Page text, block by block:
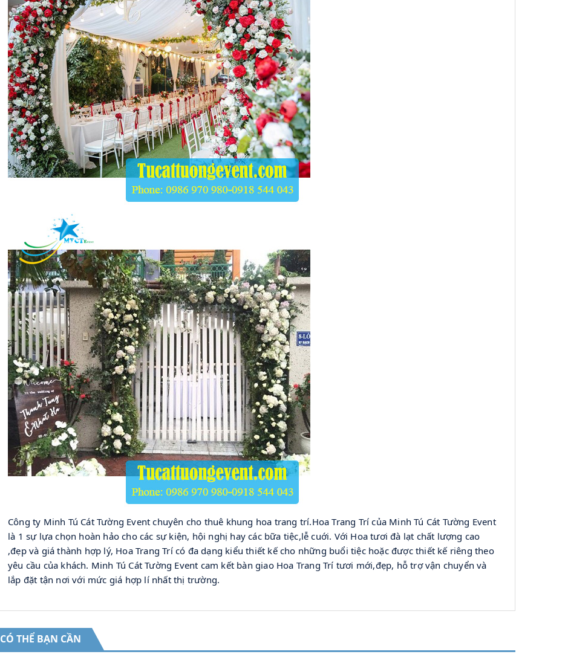
Công ty Minh Tú Cát Tường Event chuyên cho thuê khung hoa trang trí.Hoa Trang Trí của Minh Tú Cát Tường Event
là 1 sự lựa chọn hoàn hảo cho các sự kiện, hội nghị hay các bữa tiệc,lễ cuới. Với Hoa tươi đà lạt chất lượng cao
,đẹp và giá thành hợp lý, Hoa Trang Trí có đa dạng kiểu thiết kế cho những buổi tiệc hoặc được thiết kế riêng theo
yêu cầu của khách. Minh Tú Cát Tường Event cam kết bàn giao Hoa Trang Trí tươi mới,đẹp, hỗ trợ vận chuyển và
lắp đặt tận nơi với mức giá hợp lí nhất thị trường.
CÓ THỂ BẠN CẦN